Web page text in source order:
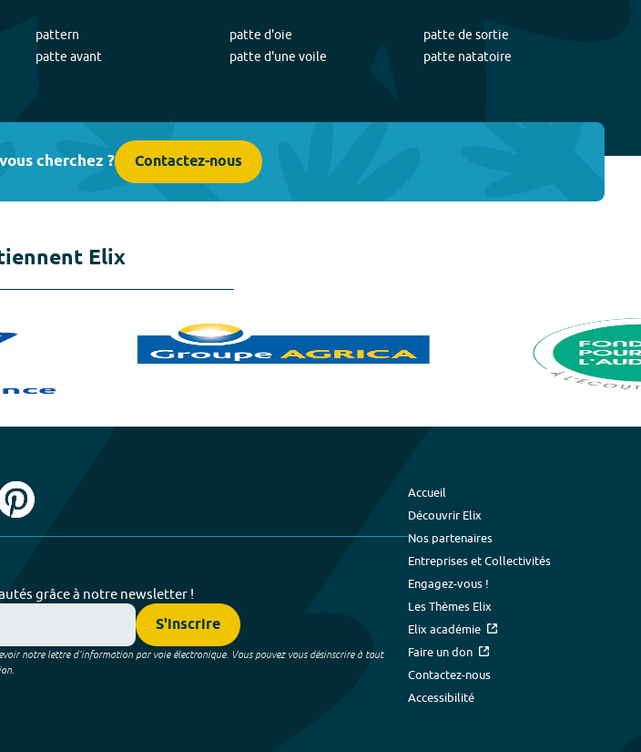
pattern
patte avant
patte d'oie
patte d'une voile
patte de sortie
patte natatoire
cherchez ? Contactez-nous
Elix
grâce à notre newsletter !
S'inscrire
notre lettre d’information par voie électronique. Vous pouvez vous désinscrire à tout
Accueil
Découvrir Elix
Nos partenaires
Entreprises et Collectivités
Engagez-vous !
Les Thèmes Elix
Elix académie
Faire un don
Contactez-nous
Accessibilité